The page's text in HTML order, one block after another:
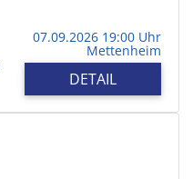
07.09.2026 19:00 Uhr
Mettenheim
DETAIL